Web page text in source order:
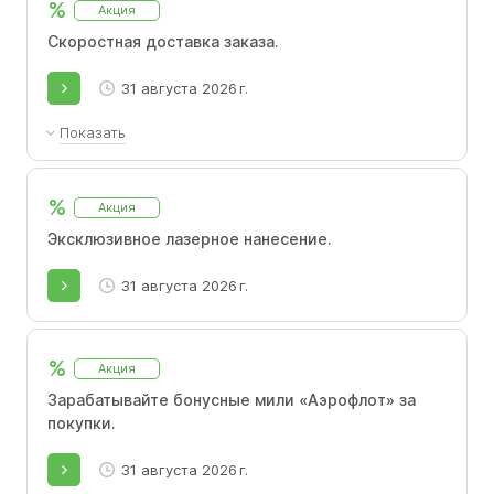
кодами и доступна для всех пользователей.
% Акция
Скоростная доставка заказа.
31 августа 2026 г.
Показать
Экспресс-доставка доступна в пределах
МКАД по Москве.
% Акция
Эксклюзивное лазерное нанесение.
31 августа 2026 г.
% Акция
Зарабатывайте бонусные мили «Аэрофлот» за
покупки.
31 августа 2026 г.